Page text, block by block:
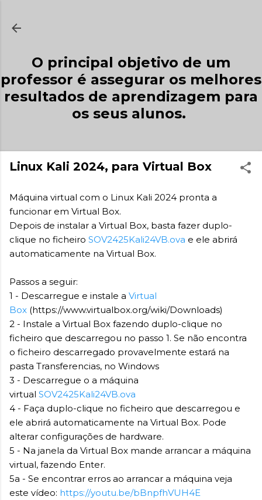
O principal objetivo de um
professor é assegurar os melhores
resultados de aprendizagem para
os seus alunos.
Linux Kali 2024, para Virtual Box
Máquina virtual com o Linux Kali 2024 pronta a
funcionar em Virtual Box.
Depois de instalar a Virtual Box, basta fazer duplo-
clique no ficheiro SOV2425Kali24VB.ova e ele abrirá
automaticamente na Virtual Box.
Passos a seguir:
1 - Descarregue e instale a Virtual
Box (https://www.virtualbox.org/wiki/Downloads)
2 - Instale a Virtual Box fazendo duplo-clique no
ficheiro que descarregou no passo 1. Se não encontra
o ficheiro descarregado provavelmente estará na
pasta Transferencias, no Windows
3 - Descarregue o a máquina
virtual SOV2425Kali24VB.ova
4 - Faça duplo-clique no ficheiro que descarregou e
ele abrirá automaticamente na Virtual Box. Pode
alterar configurações de hardware.
5 - Na janela da Virtual Box mande arrancar a máquina
virtual, fazendo Enter.
5a - Se encontrar erros ao arrancar a máquina veja
este vídeo: https://youtu.be/bBnpfhVUH4E